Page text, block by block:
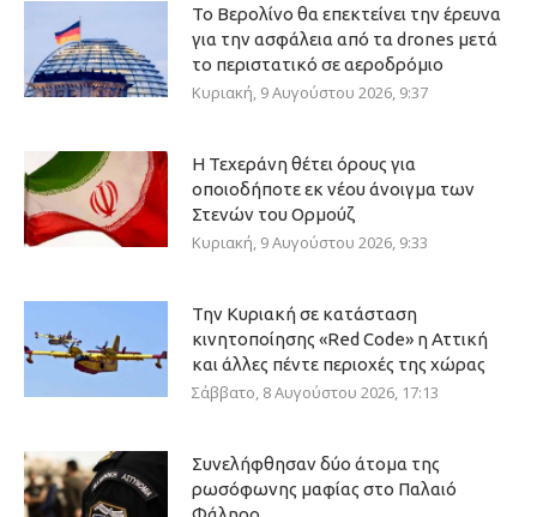
Το Βερολίνο θα επεκτείνει την έρευνα
για την ασφάλεια από τα drones μετά
το περιστατικό σε αεροδρόμιο
Κυριακή, 9 Αυγούστου 2026, 9:37
Η Τεχεράνη θέτει όρους για
οποιοδήποτε εκ νέου άνοιγμα των
Στενών του Ορμούζ
Κυριακή, 9 Αυγούστου 2026, 9:33
Την Κυριακή σε κατάσταση
κινητοποίησης «Red Code» η Αττική
και άλλες πέντε περιοχές της χώρας
Σάββατο, 8 Αυγούστου 2026, 17:13
Συνελήφθησαν δύο άτομα της
ρωσόφωνης μαφίας στο Παλαιό